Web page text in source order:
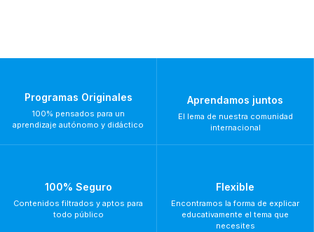
Programas Originales
100% pensados para un
aprendizaje autónomo y didáctico
Aprendamos juntos
El lema de nuestra comunidad
internacional
100% Seguro
Contenidos filtrados y aptos para
todo público
Flexible
Encontramos la forma de explicar
educativamente el tema que
necesites